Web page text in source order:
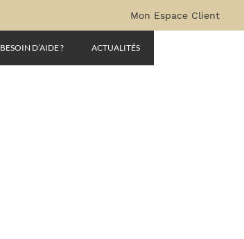
Mon Espace Client
BESOIN D’AIDE ? ACTUALITÉS